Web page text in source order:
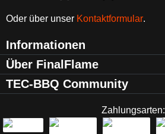
Oder über unser Kontaktformular.
Informationen
Über FinalFlame
TEC-BBQ Community
Zahlungsarten: